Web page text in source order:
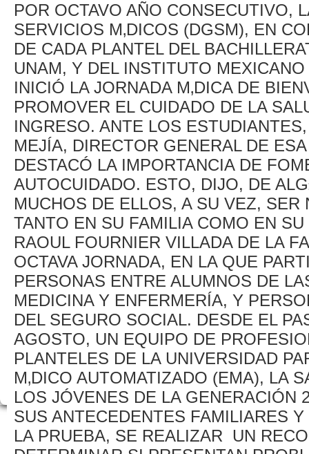
POR OCTAVO AÑO CONSECUTIVO,
SERVICIOS M‚DICOS (DGSM), EN
DE CADA PLANTEL DEL
UNAM, Y DEL INSTITUTO
INICIÓ LA JORNADA M‚DICA DE
PROMOVER EL CUIDADO DE LA
INGRESO. ANTE LOS
MEJÍA, DIRECTOR GENERAL DE
DESTACÓ LA IMPORTANCIA DE
AUTOCUIDADO. ESTO, DIJO, DE
MUCHOS DE ELLOS, A SU VEZ,
TANTO EN SU FAMILIA COMO EN
RAOUL FOURNIER VILLADA DE LA
OCTAVA JORNADA, EN LA QUE
PERSONAS ENTRE ALUMNOS DE
MEDICINA Y ENFERMERÍA, Y
DEL SEGURO SOCIAL. DESDE EL
AGOSTO, UN EQUIPO DE
PLANTELES DE LA UNIVERSIDAD
M‚DICO AUTOMATIZADO (EMA), LA
LOS JÓVENES DE LA GENERACIÓN
SUS ANTECEDENTES FAMILIARES
LA PRUEBA, SE REALIZAR UN